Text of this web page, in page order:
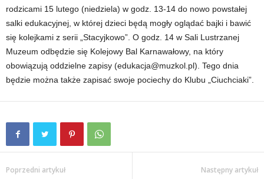
rodzicami 15 lutego (niedziela) w godz. 13-14 do nowo powstałej
salki edukacyjnej, w której dzieci będą mogły oglądać bajki i bawić
się kolejkami z serii „Stacyjkowo”. O godz. 14 w Sali Lustrzanej
Muzeum odbędzie się Kolejowy Bal Karnawałowy, na który
obowiązują oddzielne zapisy (edukacja@muzkol.pl). Tego dnia
będzie można także zapisać swoje pociechy do Klubu „Ciuchciaki”.
Poprzedni artykuł Następny artykuł